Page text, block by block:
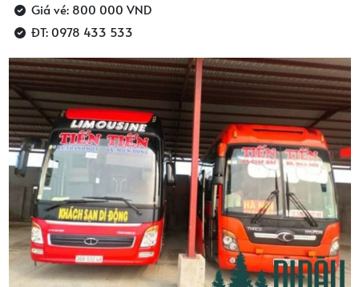
Giá vé: 800 000 VND
ĐT: 0978 433 533